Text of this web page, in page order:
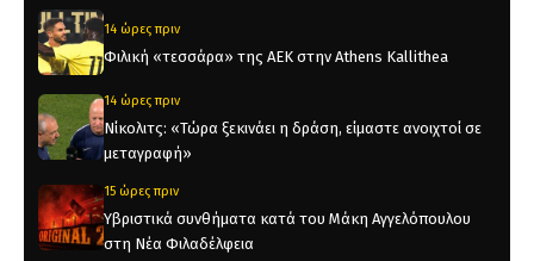
14 ώρες πριν
Φιλική «τεσσάρα» της ΑΕΚ στην Athens Kallithea
14 ώρες πριν
Νίκολιτς: «Τώρα ξεκινάει η δράση, είμαστε ανοιχτοί σε
μεταγραφή»
15 ώρες πριν
Υβριστικά συνθήματα κατά του Μάκη Αγγελόπουλου
στη Νέα Φιλαδέλφεια